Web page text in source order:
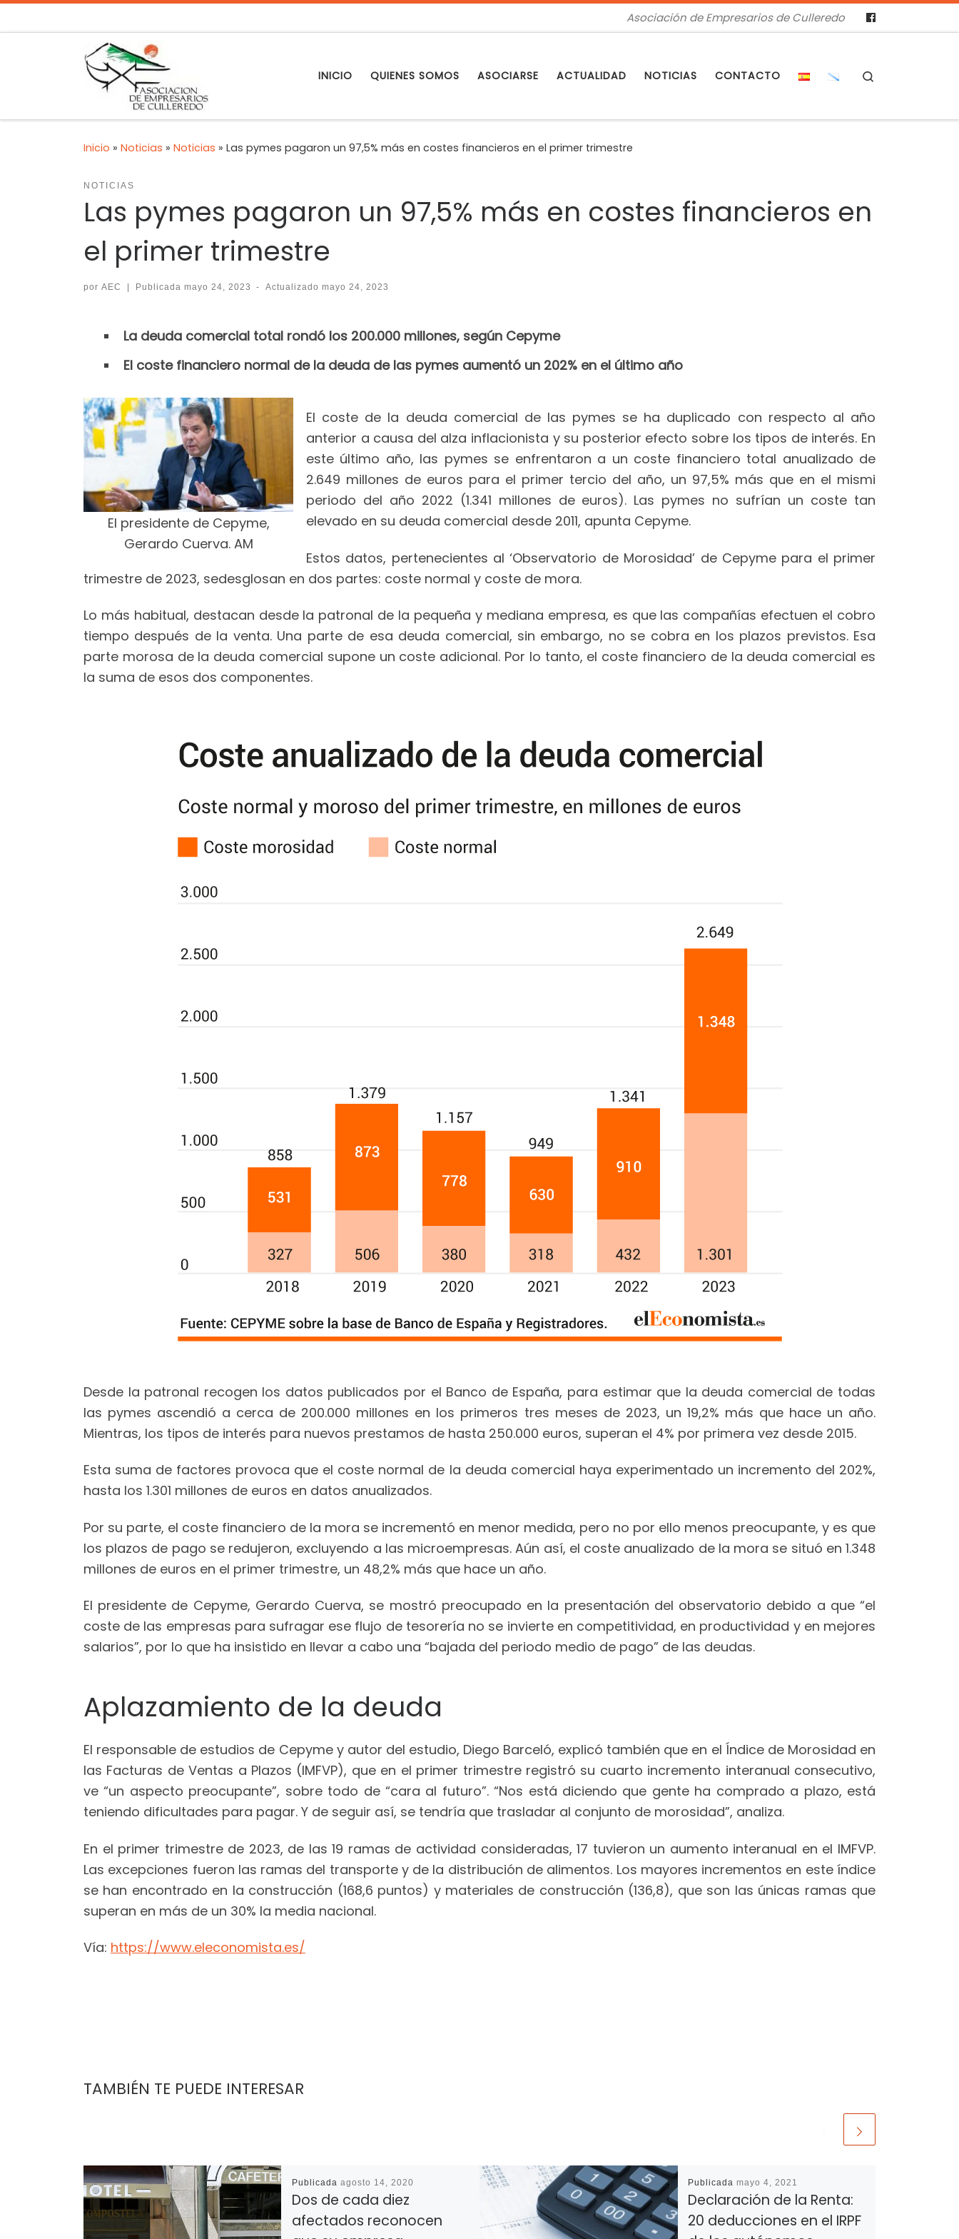
Asociación de Empresarios de Culleredo
INICIO QUIENES SOMOS ASOCIARSE ACTUALIDAD NOTICIAS CONTACTO
Inicio » Noticias » Noticias » Las pymes pagaron un 97,5% más en costes financieros en el primer trimestre
NOTICIAS
Las pymes pagaron un 97,5% más en costes financieros en
el primer trimestre
por AEC | Publicada mayo 24, 2023 - Actualizadomayo 24, 2023
La deuda comercial total rondó los 200.000 millones, según Cepyme
El coste financiero normal de la deuda de las pymes aumentó un 202% en el último año
El presidente de Cepyme,
Gerardo Cuerva. AM
El coste de la deuda comercial de las pymes se ha duplicado con respecto al año
anterior a causa del alza inflacionista y su posterior efecto sobre los tipos de interés. En
este último año, las pymes se enfrentaron a un coste financiero total anualizado de
2.649 millones de euros para el primer tercio del año, un 97,5% más que en el mismi
periodo del año 2022 (1.341 millones de euros). Las pymes no sufrían un coste tan
elevado en su deuda comercial desde 2011, apunta Cepyme.
Estos datos, pertenecientes al ‘Observatorio de Morosidad’ de Cepyme para el primer
trimestre de 2023, sedesglosan en dos partes: coste normal y coste de mora.
Lo más habitual, destacan desde la patronal de la pequeña y mediana empresa, es que las compañías efectuen el cobro
tiempo después de la venta. Una parte de esa deuda comercial, sin embargo, no se cobra en los plazos previstos. Esa
parte morosa de la deuda comercial supone un coste adicional. Por lo tanto, el coste financiero de la deuda comercial es
la suma de esos dos componentes.
Desde la patronal recogen los datos publicados por el Banco de España, para estimar que la deuda comercial de todas
las pymes ascendió a cerca de 200.000 millones en los primeros tres meses de 2023, un 19,2% más que hace un año.
Mientras, los tipos de interés para nuevos prestamos de hasta 250.000 euros, superan el 4% por primera vez desde 2015.
Esta suma de factores provoca que el coste normal de la deuda comercial haya experimentado un incremento del 202%,
hasta los 1.301 millones de euros en datos anualizados.
Por su parte, el coste financiero de la mora se incrementó en menor medida, pero no por ello menos preocupante, y es que
los plazos de pago se redujeron, excluyendo a las microempresas. Aún así, el coste anualizado de la mora se situó en 1.348
millones de euros en el primer trimestre, un 48,2% más que hace un año.
El presidente de Cepyme, Gerardo Cuerva, se mostró preocupado en la presentación del observatorio debido a que “el
coste de las empresas para sufragar ese flujo de tesorería no se invierte en competitividad, en productividad y en mejores
salarios”, por lo que ha insistido en llevar a cabo una “bajada del periodo medio de pago” de las deudas.
Aplazamiento de la deuda
El responsable de estudios de Cepyme y autor del estudio, Diego Barceló, explicó también que en el Índice de Morosidad en
las Facturas de Ventas a Plazos (IMFVP), que en el primer trimestre registró su cuarto incremento interanual consecutivo,
ve “un aspecto preocupante”, sobre todo de “cara al futuro”. “Nos está diciendo que gente ha comprado a plazo, está
teniendo dificultades para pagar. Y de seguir así, se tendría que trasladar al conjunto de morosidad”, analiza.
En el primer trimestre de 2023, de las 19 ramas de actividad consideradas, 17 tuvieron un aumento interanual en el IMFVP.
Las excepciones fueron las ramas del transporte y de la distribución de alimentos. Los mayores incrementos en este índice
se han encontrado en la construcción (168,6 puntos) y materiales de construcción (136,8), que son las únicas ramas que
superan en más de un 30% la media nacional.
Vía: https://www.eleconomista.es/
TAMBIÉN TE PUEDE INTERESAR
Publicada agosto 14, 2020
Dos de cada diez
afectados reconocen
Publicada mayo 4, 2021
Declaración de la Renta:
20 deducciones en el IRPF